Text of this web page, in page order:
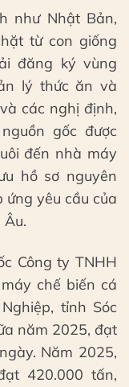
như Nhật Bản,
từ con giống
đăng ký vùng
lý thức ăn và
các nghị định,
gốc được
đến nhà máy
hồ sơ nguyên
yêu cầu của
Công ty TNHH
chế biến cá
tỉnh Sóc
năm 2025, đạt
Năm 2025,
420.000 tấn,